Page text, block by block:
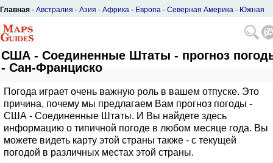
Главная - Австралия - Азия - Африка - Европа - Северная Америка - Южная
США - Соединенные Штаты - прогноз
- Сан-Франциско
Погода играет очень важную роль в вашем отпуске. Это
причина, почему мы предлагаем Вам прогноз погоды -
США - Соединенные Штаты. И Вы найдете здесь
информацию о типичной погоде в любом месяце года. Вы
можете видеть карту этой страны также - с текущей
погодой в различных местах этой страны.